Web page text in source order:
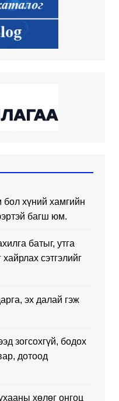
хүний хамгийн
багш юм.
батыг, утга
сэтгэлийг
эх далай гэж
зогсохгүй, бодох
дотоод
хөлөг онгоц